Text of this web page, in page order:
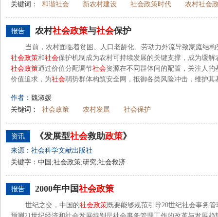
关键词：
和谐社会 新农村建设 社会政策时代 农村社会
报告 农村社会政策与社会保护
当前，农村面临着贫困、人口老龄化、劳动力外流导致家庭结
社会政策和社会保护机制成为农村可持续发展的关键支撑，成为缓
社会政策通过价值分配调节社会资源在不同群体间的配置，关注人的
价值追求，为社会弱势群体构筑安全网，抵御各类风险冲击，维护
作者： 魏淑媛
关键词：
社会政策 农村发展 社会保护
资讯 《发展型社会救助政策》
来源：社会科学文献出版社
关键字：中国;社会政策;研究;社会救济
报告 2000年中国社会政策
世纪之交，中国的社会政策既要能够规范引导20世纪社会事务